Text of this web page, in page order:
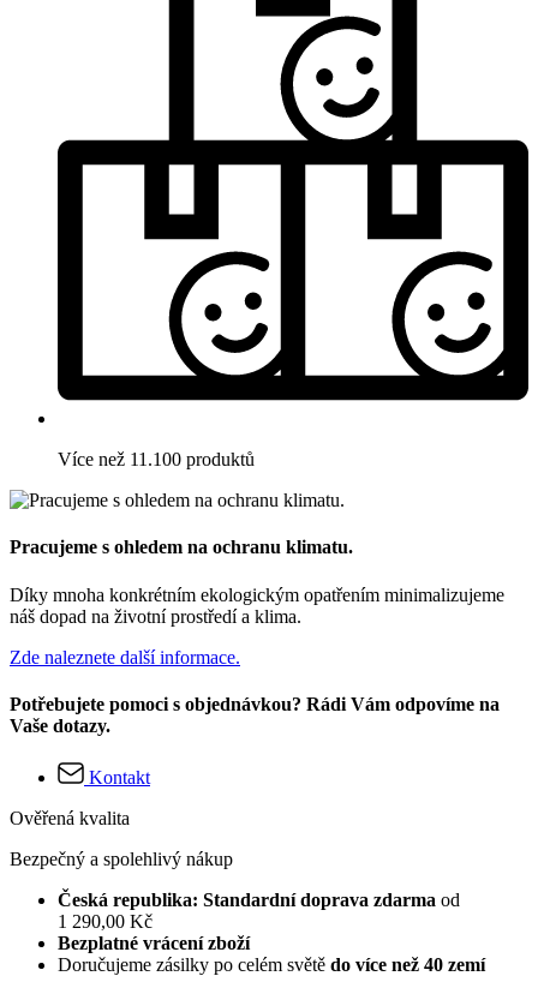
Více než 11.100 produktů
Pracujeme s ohledem na ochranu klimatu.
Díky mnoha konkrétním ekologickým opatřením minimalizujeme
náš dopad na životní prostředí a klima.
Zde naleznete další informace.
Potřebujete pomoci s objednávkou? Rádi Vám odpovíme na
Vaše dotazy.
Kontakt
Ověřená kvalita
Bezpečný a spolehlivý nákup
Česká republika: Standardní doprava zdarma od
1 290,00 Kč
Bezplatné vrácení zboží
Doručujeme zásilky po celém světě do více než 40 zemí